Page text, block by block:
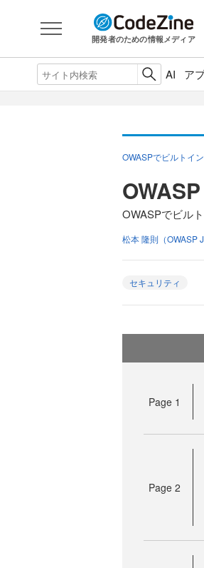
開発者のための情報メディア
AI ア
OWASPでビルトイ
OWASPでビル
松本 隆則（OWASP
セキュリティ
Page 1
Page 2